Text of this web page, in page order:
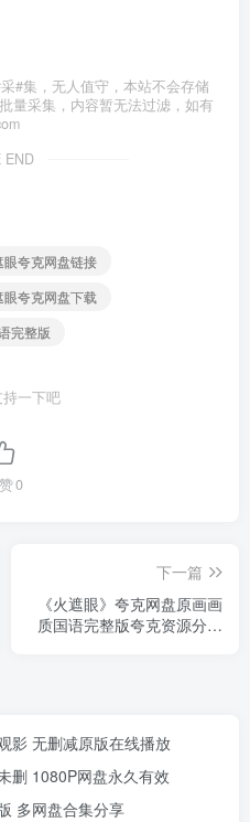
#集，无人值守，本站不会存储
量采集，内容暂无法过滤，如有
END
眼夸克网盘链接
眼夸克网盘下载
完整版
一下吧
0
下一篇
《火遮眼》夸克网盘原画画
质国语完整版夸克资源分享
影 无删减原版在线播放
删 1080P网盘永久有效
多网盘合集分享